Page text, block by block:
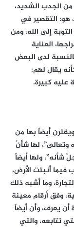
الجدب الشديد،
هو: التقصير في
إلى الله، ومن
العناية
لدى البعض
يقال لهم:
كبيرة.
أيضاً بها من
وتعالى”، لها شأنٌ
شأنه”، ولها أيضاً
فيما أنبتت الأرض،
وما أشبه ذلك
وفق أرقام معينة
أن يعرف، وأن أيضاً
تتابعه، والتي